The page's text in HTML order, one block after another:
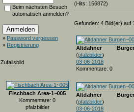
Beim nächsten Besuch
automatisch anmelden?
» Password vergessen
» Registrierung
Zufallsbild
Fischbach Area-1~005
Kommentare: 0
pfalzbilder
(Hits: 156872)
Gefunden: 4 Bild(er) auf
Altdahner
(pfalzbilder)
03-06-2018
Kommentare: 0
Altdahner
(pfalzbilder)
03-06-2018